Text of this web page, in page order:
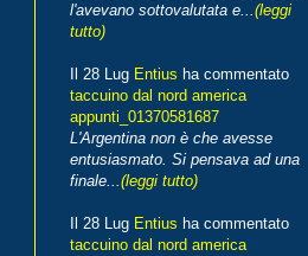
l'avevano sottovalutata e...(leggi
tutto)
Il 28 Lug Entius ha commentato
taccuino dal nord america
appunti_01370581687
L'Argentina non è che avesse
entusiasmato. Si pensava ad una
finale...(leggi tutto)
Il 28 Lug Entius ha commentato
taccuino dal nord america